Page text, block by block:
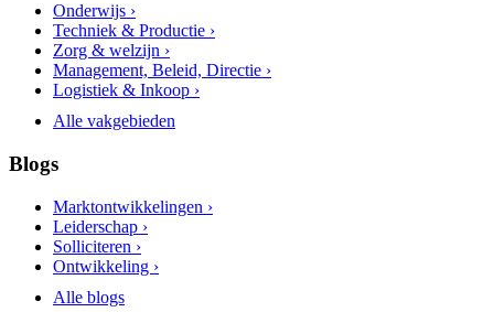
Onderwijs ›
Techniek & Productie ›
Zorg & welzijn ›
Management, Beleid, Directie ›
Logistiek & Inkoop ›
Alle vakgebieden
Blogs
Marktontwikkelingen ›
Leiderschap ›
Solliciteren ›
Ontwikkeling ›
Alle blogs